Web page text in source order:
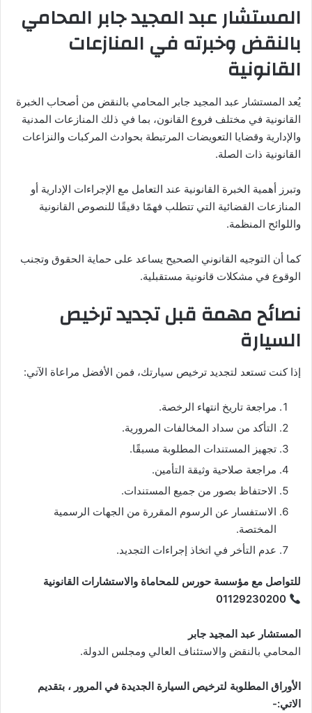
المستشار عبد المجيد جابر المحامي
بالنقض وخبرته في المنازعات
القانونية
يُعد المستشار عبد المجيد جابر المحامي بالنقض من أصحاب الخبرة
القانونية في مختلف فروع القانون، بما في ذلك المنازعات المدنية
والإدارية وقضايا التعويضات المرتبطة بحوادث المركبات والنزاعات
القانونية ذات الصلة.
وتبرز أهمية الخبرة القانونية عند التعامل مع الإجراءات الإدارية أو
المنازعات القضائية التي تتطلب فهمًا دقيقًا للنصوص القانونية
واللوائح المنظمة.
كما أن التوجيه القانوني الصحيح يساعد على حماية الحقوق وتجنب
الوقوع في مشكلات قانونية مستقبلية.
نصائح مهمة قبل تجديد ترخيص
السيارة
إذا كنت تستعد لتجديد ترخيص سيارتك، فمن الأفضل مراعاة الآتي:
مراجعة تاريخ انتهاء الرخصة.
التأكد من سداد المخالفات المرورية.
تجهيز المستندات المطلوبة مسبقًا.
مراجعة صلاحية وثيقة التأمين.
الاحتفاظ بصور من جميع المستندات.
الاستفسار عن الرسوم المقررة من الجهات الرسمية
المختصة.
عدم التأخر في اتخاذ إجراءات التجديد.
للتواصل مع مؤسسة حورس للمحاماة والاستشارات القانونية
01129230200
المستشار عبد المجيد جابر
المحامي بالنقض والاستئناف العالي ومجلس الدولة.
الأوراق المطلوبة لترخيص السيارة الجديدة في المرور ، بتقديم
الاتي:-